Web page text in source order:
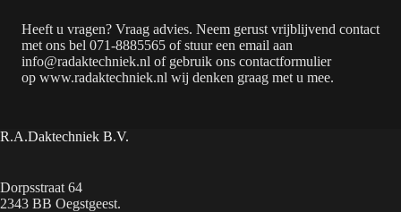
Heeft u vragen? Vraag advies. Neem gerust vrijblijvend contact
met ons bel 071-8885565 of stuur een email aan
info@radaktechniek.nl of gebruik ons contactformulier
op www.radaktechniek.nl wij denken graag met u mee.
R.A.Daktechniek B.V.
Dorpsstraat 64
2343 BB Oegstgeest.